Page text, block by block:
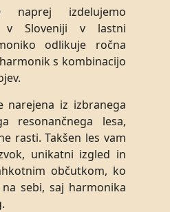
izdelujemo
v Sloveniji v lastni
odlikuje ročna
s kombinacijo
narejena iz izbranega
resonančnega lesa,
rasti. Takšen les vam
unikatni izgled in
občutkom, ko
sebi, saj harmonika